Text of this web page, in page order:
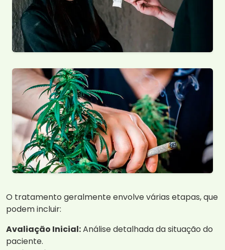
O tratamento geralmente envolve várias etapas, que
podem incluir:
Avaliação Inicial:Análise detalhada da situação do
paciente.